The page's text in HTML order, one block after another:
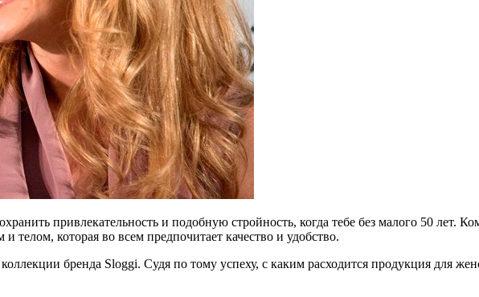
привлекательность и подобную стройность, когда тебе без малого 50 лет.
телом, которая во всем предпочитает качество и удобство.
бренда Sloggi. Судя по тому успеху, с каким расходится продукция для